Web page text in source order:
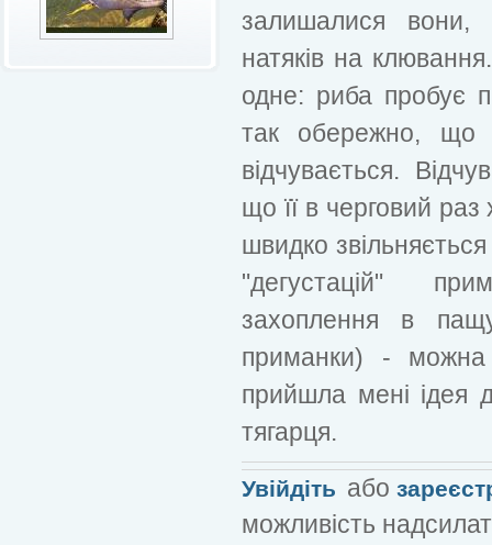
залишалися вони,
натяків на
одне: риба пробує
так обережно, що
відчувається.
що її в черговий
швидко
"дегустацій"
захоплення в
приманки) - можна
прийшла мені ідея
тягарця.
Увійдіть або
можливість